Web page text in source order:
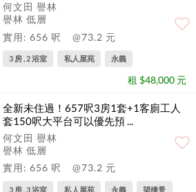
何文田 譽林
譽林 低層
實用: 656 呎
@73.2 元
3 房 , 2 浴室 私人屋苑 永義
租 $48,000 元
全新未住過！657呎3房1套+1客廁工人
套150呎大平台可以優先預 ...
何文田 譽林
譽林 低層
實用: 656 呎
@73.2 元
3 房 , 3 浴室 私人屋苑 永義 望樓景